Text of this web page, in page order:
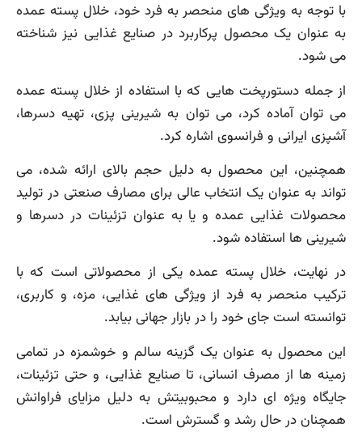
با توجه به ویژگی های منحصر به فرد خود، خلال پسته عمده
به عنوان یک محصول پرکاربرد در صنایع غذایی نیز شناخته
می شود.
از جمله دستورپخت هایی که با استفاده از خلال پسته عمده
می توان آماده کرد، می توان به شیرینی پزی، تهیه دسرها،
آشپزی ایرانی و فرانسوی اشاره کرد.
همچنین، این محصول به دلیل حجم بالای ارائه شده، می
تواند به عنوان یک انتخاب عالی برای مصارف صنعتی در تولید
محصولات غذایی عمده و یا به عنوان تزئینات در دسرها و
شیرینی ها استفاده شود.
در نهایت، خلال پسته عمده یکی از محصولاتی است که با
ترکیب منحصر به فرد از ویژگی های غذایی، مزه، و کاربری،
توانسته است جای خود را در بازار جهانی بیابد.
این محصول به عنوان یک گزینه سالم و خوشمزه در تمامی
زمینه ها از مصرف انسانی، تا صنایع غذایی، و حتی تزئینات،
جایگاه ویژه ای دارد و محبوبیتش به دلیل مزایای فراوانش
همچنان در حال رشد و گسترش است.